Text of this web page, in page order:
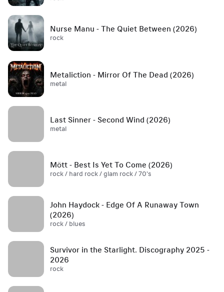
Nurse Manu - The Quiet Between (2026)
rock
Metaliction - Mirror Of The Dead (2026)
metal
Last Sinner - Second Wind (2026)
metal
Mött - Best Is Yet To Come (2026)
rock / hard rock / glam rock / 70's
John Haydock - Edge Of A Runaway Town
(2026)
rock / blues
Survivor in the Starlight. Discography 2025 -
2026
rock